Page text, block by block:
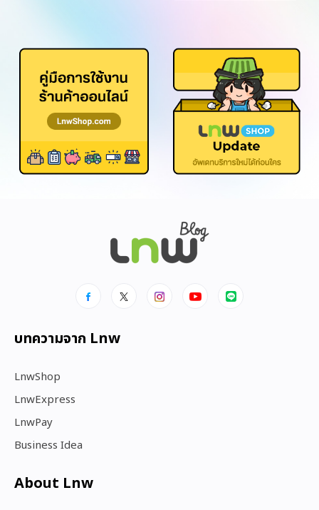
บทความจาก Lnw
LnwShop
LnwExpress
LnwPay
Business Idea
About Lnw​